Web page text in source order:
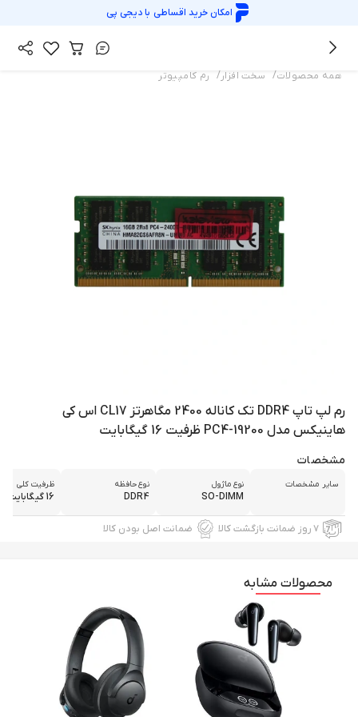
امکان خرید اقساطی بادیجی پی
همه محصولات/ سخت افزار/ رم کامپیوتر
رم لپ تاپ DDR4 تک کاناله 2400 مگاهرتز CL17 اس کی
هاینیکس مدل PC4-19200 ظرفیت 16 گیگابایت
مشخصات
سایر مشخصات نوع ماژول
SO-DIMM
نوع حافظه
DDR4
ظرفیت کلی
16 گیگابایت
۷ روز ضمانت بازگشت کالا ضمانت اصل بودن کالا
محصولات مشابه